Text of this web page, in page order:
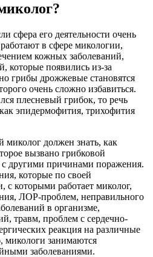
сфера его деятельности очень
в сфере микологии,
кожных заболеваний,
которые появились из-за
грибы дрожжевые становятся
очень сложно избавиться.
плесневый грибок, то речь
эпидермофития, трихофития
должен знать, как
вызвано грибковой
другими причинами поражения.
которые по своей
с которыми работает миколог,
ЛОР-проблем, неправильного
в организме,
травм, проблем с сердечно-
реакция на различные
микологи занимаются
заболеваниями.